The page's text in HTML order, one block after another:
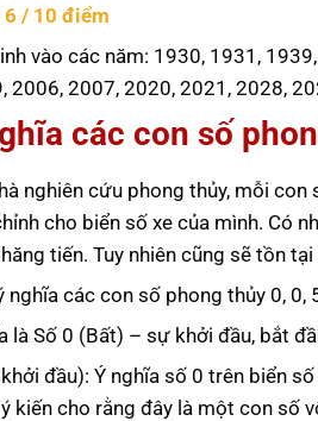
/ 10 điểm
vào các năm: 1930, 1931,
2006, 2007, 2020, 2021, 2028,
các con số
nghiên cứu phong thủy, mỗi
cho biển số xe của mình. Có
tiến. Tuy nhiên cũng sẽ tồn
nghĩa các con số phong thủy 0, 0,
là Số 0 (Bất) – sự khởi đầu, bắt
đầu): Ý nghĩa số 0 trên biển
kiến cho rằng đây là một con số